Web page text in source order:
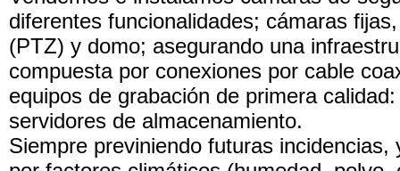
diferentes funcionalidades; cámaras
(PTZ) y domo; asegurando una
compuesta por conexiones por cable
equipos de grabación de primera
servidores de almacenamiento.
Siempre previniendo futuras incidencias,